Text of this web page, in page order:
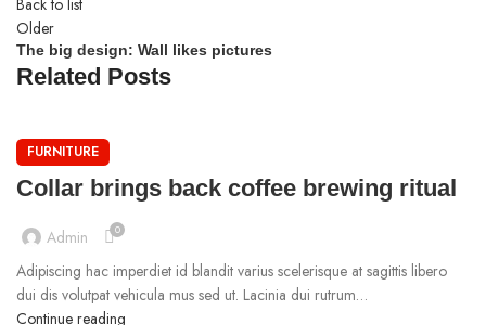
Back to list
Older
The big design: Wall likes pictures
Related Posts
FURNITURE
Collar brings back coffee brewing ritual
Admin 0
Adipiscing hac imperdiet id blandit varius scelerisque at sagittis libero
dui dis volutpat vehicula mus sed ut. Lacinia dui rutrum…
Continue reading